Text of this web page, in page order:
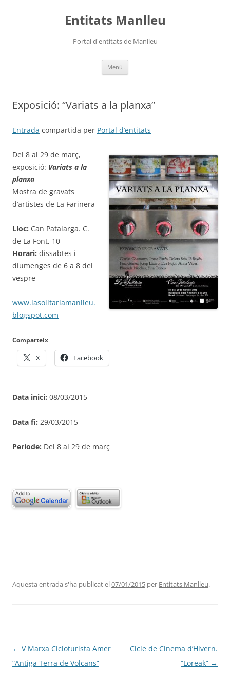
Entitats Manlleu
Portal d'entitats de Manlleu
Menú
Exposició: “Variats a la planxa”
Entrada compartida per Portal d’entitats
Del 8 al 29 de març,
exposició: Variats a la
planxa
Mostra de gravats
d’artistes de La Farinera
Lloc: Can Patalarga. C.
de La Font, 10
Horari: dissabtes i
diumenges de 6 a 8 del
vespre
www.lasolitariamanlleu.
blogspot.com
Comparteix
X Facebook
Data inici: 08/03/2015
Data fi: 29/03/2015
Periode: Del 8 al 29 de març
Aquesta entrada s'ha publicat el07/01/2015 per Entitats Manlleu.
Navegació
per
← V Marxa Cicloturista Amer
“Antiga Terra de Volcans”
Cicle de Cinema d’Hivern.
“Loreak” →